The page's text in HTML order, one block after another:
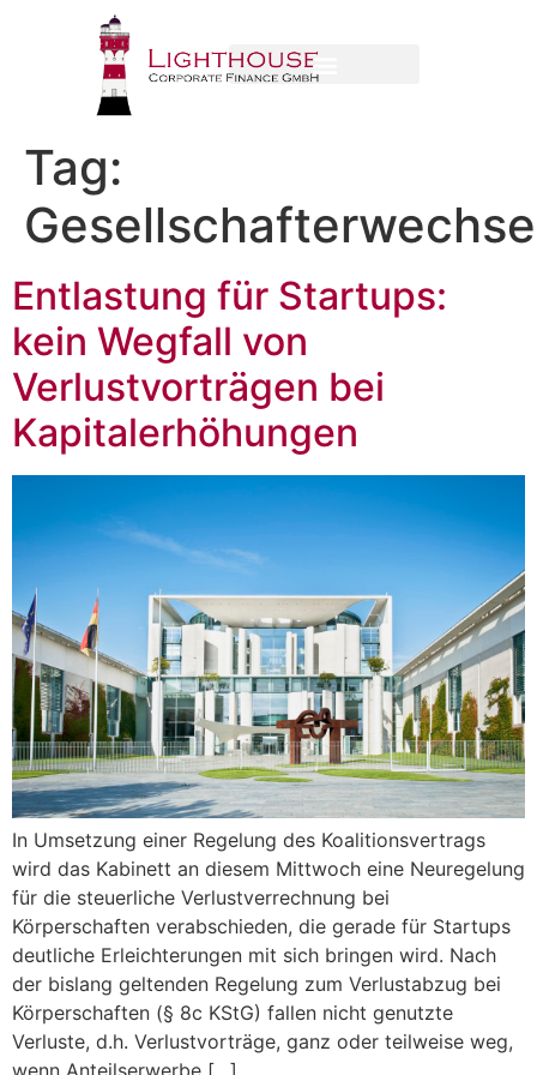
Tag:
Entlastung für Startups:
kein Wegfall von
Verlustvorträgen bei
Kapitalerhöhungen
In Umsetzung einer Regelung des Koalitionsvertrags
wird das Kabinett an diesem Mittwoch eine Neuregelung
für die steuerliche Verlustverrechnung bei
Körperschaften verabschieden, die gerade für Startups
deutliche Erleichterungen mit sich bringen wird. Nach
der bislang geltenden Regelung zum Verlustabzug bei
Körperschaften (§ 8c KStG) fallen nicht genutzte
Verluste, d.h. Verlustvorträge, ganz oder teilweise weg,
wenn Anteilserwerbe […]